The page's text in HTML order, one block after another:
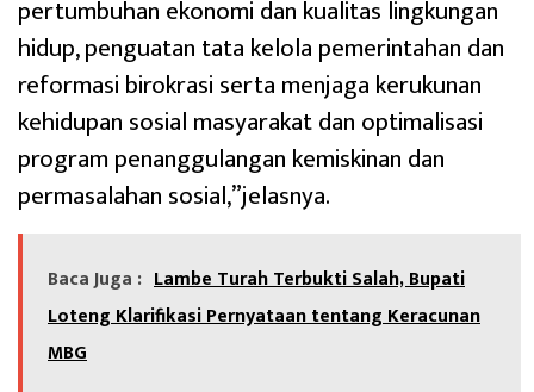
pertumbuhan ekonomi dan kualitas lingkungan
hidup, penguatan tata kelola pemerintahan dan
reformasi birokrasi serta menjaga kerukunan
kehidupan sosial masyarakat dan optimalisasi
program penanggulangan kemiskinan dan
permasalahan sosial,”jelasnya.
Baca Juga : Lambe Turah Terbukti Salah, Bupati
Loteng Klarifikasi Pernyataan tentang Keracunan
MBG